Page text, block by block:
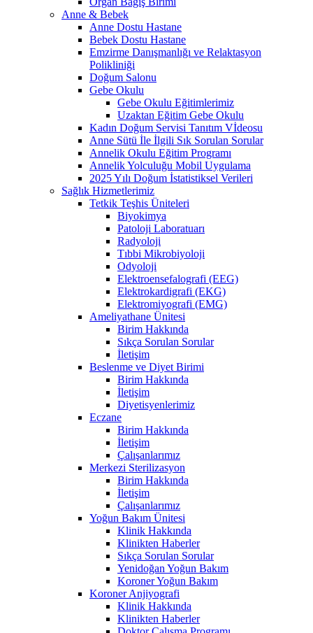
Anne & Bebek
Anne Dostu Hastane
Bebek Dostu Hastane
Emzirme Danışmanlığı ve Relaktasyon
Polikliniği
Doğum Salonu
Gebe Okulu
Gebe Okulu Eğitimlerimiz
Uzaktan Eğitim Gebe Okulu
Kadın Doğum Servisi Tanıtım Vİdeosu
Anne Sütü İle İlgili Sık Sorulan Sorular
Annelik Okulu Eğitim Programı
Annelik Yolculuğu Mobil Uygulama
2025 Yılı Doğum İstatistiksel Verileri
Sağlık Hizmetlerimiz
Tetkik Teşhis Üniteleri
Biyokimya
Patoloji Laboratuarı
Radyoloji
Tıbbi Mikrobiyoloji
Odyoloji
Elektroensefalografi (EEG)
Elektrokardigrafi (EKG)
Elektromiyografi (EMG)
Ameliyathane Ünitesi
Birim Hakkında
Sıkça Sorulan Sorular
İletişim
Beslenme ve Diyet Birimi
Birim Hakkında
İletişim
Diyetisyenlerimiz
Eczane
Birim Hakkında
İletişim
Çalışanlarımız
Merkezi Sterilizasyon
Birim Hakkında
İletişim
Çalışanlarımız
Yoğun Bakım Ünitesi
Klinik Hakkında
Klinikten Haberler
Sıkça Sorulan Sorular
Yenidoğan Yoğun Bakım
Koroner Yoğun Bakım
Koroner Anjiyografi
Klinik Hakkında
Klinikten Haberler